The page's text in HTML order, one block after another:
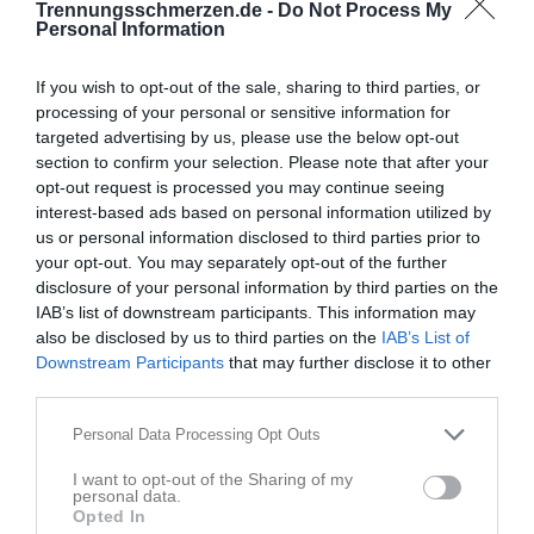
Trennungsschmerzen.de - Do Not Process My
Personal Information
If you wish to opt-out of the sale, sharing to third parties, or
processing of your personal or sensitive information for
targeted advertising by us, please use the below opt-out
section to confirm your selection. Please note that after your
opt-out request is processed you may continue seeing
interest-based ads based on personal information utilized by
us or personal information disclosed to third parties prior to
your opt-out. You may separately opt-out of the further
disclosure of your personal information by third parties on the
IAB’s list of downstream participants. This information may
also be disclosed by us to third parties on the IAB’s List of
Downstream Participants that may further disclose it to other
Please note that this website/app uses one or more Google
not limited to your visit or usage behaviour. You may click to
grant or deny consent to Google and its third-party tags to
use your data for below specified purposes in below Google
Personal Data Processing Opt Outs
I want to opt-out of the Sharing of my
personal data.
Opted In
Zu mir ist er sehr wortkarg und abgewandt.
Kriegst du das gekippt? Du kennst deinen Partner
seit zehn Jahren, gibt es nicht etwas, mit dem du ihn
aus der Enttäuschung holen kannst?
Zitat von Gast32:
Ich bin gerade völlig überfordert und traurig.
Kann ich mir gut vorstellen, allerdings solltest du
dich nicht überfordern. Es ist ja weder deine Schuld
noch ist die Stimmung deines Partners von dir
abhängig.
Ich wünsche Dir, dass du die Tage genießen kannst,
und ihr beiden das Beste draus machen könnt.